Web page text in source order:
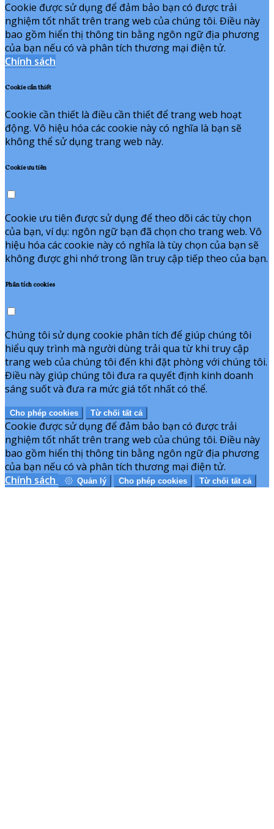
Cookie được sử dụng để đảm bảo bạn có được trải
nghiệm tốt nhất trên trang web của chúng tôi. Điều này
bao gồm hiển thị thông tin bằng ngôn ngữ địa phương
của bạn nếu có và phân tích thương mại điện tử.
Chính sách
Cookie cần thiết
Cookie cần thiết là điều cần thiết để trang web hoạt
động. Vô hiệu hóa các cookie này có nghĩa là bạn sẽ
không thể sử dụng trang web này.
Cookie ưu tiên
Cookie ưu tiên được sử dụng để theo dõi các tùy chọn
của bạn, ví dụ: ngôn ngữ bạn đã chọn cho trang web. Vô
hiệu hóa các cookie này có nghĩa là tùy chọn của bạn sẽ
không được ghi nhớ trong lần truy cập tiếp theo của bạn.
Phân tích cookies
Chúng tôi sử dụng cookie phân tích để giúp chúng tôi
hiểu quy trình mà người dùng trải qua từ khi truy cập
trang web của chúng tôi đến khi đặt phòng với chúng tôi.
Điều này giúp chúng tôi đưa ra quyết định kinh doanh
sáng suốt và đưa ra mức giá tốt nhất có thể.
Cho phép cookies Từ chối tất cả
Cookie được sử dụng để đảm bảo bạn có được trải
nghiệm tốt nhất trên trang web của chúng tôi. Điều này
bao gồm hiển thị thông tin bằng ngôn ngữ địa phương
của bạn nếu có và phân tích thương mại điện tử.
Chính sách
Quản lý Cho phép cookies Từ chối tất cả